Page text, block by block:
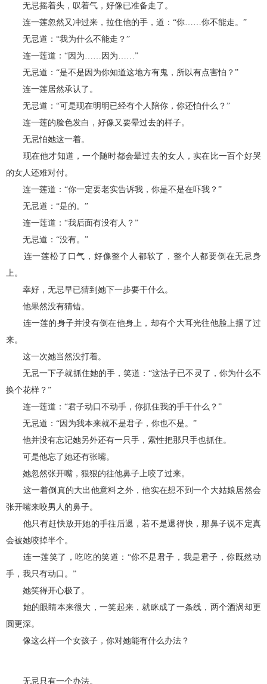
无忌摇着头，叹着气，好像已准备走了。
连一莲忽然又冲过来，拉住他的手，道：“你……你不能走。”
无忌道：“我为什么不能走？”
连一莲道：“因为……因为……”
无忌道：“是不是因为你知道这地方有鬼，所以有点害怕？”
连一莲居然承认了。
无忌道：“可是现在明明已经有个人陪你，你还怕什么？”
连一莲的脸色发白，好像又要晕过去的样子。
无忌怕她这一着。
现在他才知道，一个随时都会晕过去的女人，实在比一百个好哭
的女人还难对付。
连一莲道：“你一定要老实告诉我，你是不是在吓我？”
无忌道：“是的。”
连一莲道：“我后面有没有人？”
无忌道：“没有。”
连一莲松了口气，好像整个人都软了，整个人都要倒在无忌身
上。
幸好，无忌早已猜到她下一步要干什么。
他果然没有猜错。
连一莲的身子并没有倒在他身上，却有个大耳光往他脸上掴了过
来。
这一次她当然没打着。
无忌一下子就抓住她的手，笑道：“这法子已不灵了，你为什么不
换个花样？”
连一莲道：“君子动口不动手，你抓住我的手干什么？”
无忌道：“因为我本来就不是君子，你也不是。”
他并没有忘记她另外还有一只手，索性把那只手也抓住。
可是他忘了她还有张嘴。
她忽然张开嘴，狠狠的往他鼻子上咬了过来。
这一着倒真的大出他意料之外，他实在想不到一个大姑娘居然会
张开嘴来咬男人的鼻子。
他只有赶快放开她的手往后退，若不是退得快，那鼻子说不定真
会被她咬掉半个。
连一莲笑了，吃吃的笑道：“你不是君子，我是君子，你既然动
手，我只有动口。”
她笑得开心极了。
她的眼睛本来很大，一笑起来，就眯成了一条线，两个酒涡却更
圆更深。
像这么样一个女孩子，你对她能有什么办法？
无忌只有一个办法。